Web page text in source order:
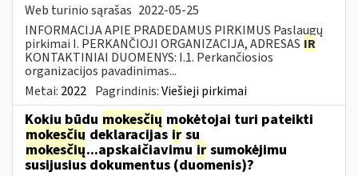
Web turinio sąrašas 2022-05-25
INFORMACIJA APIE PRADEDAMUS PIRKIMUS Paslaugų
pirkimai I. PERKANČIOJI ORGANIZACIJA, ADRESAS IR
KONTAKTINIAI DUOMENYS: I.1. Perkančiosios
organizacijos pavadinimas...
Metai: 2022 Pagrindinis:Viešieji pirkimai
Kokiu būdu mokesčių mokėtojai turi pateikti
mokesčių deklaracijas ir su
mokesčių...apskaičiavimu ir sumokėjimu
susijusius dokumentus (duomenis)?